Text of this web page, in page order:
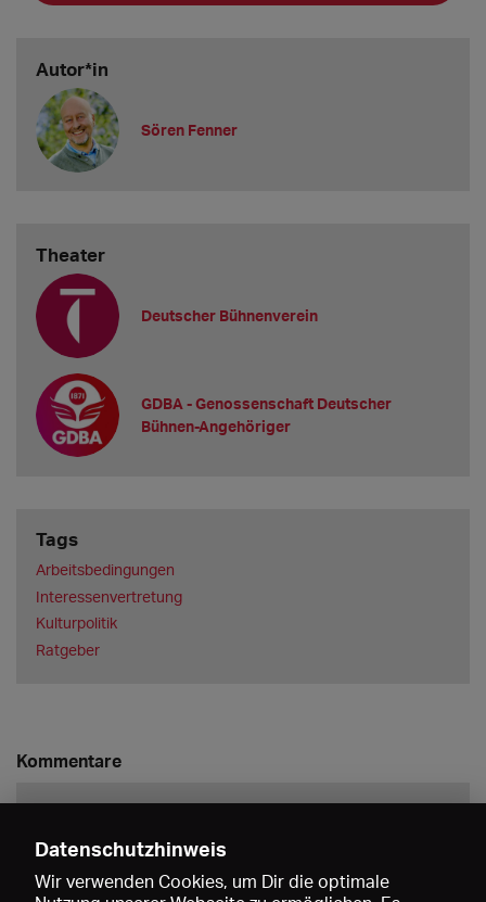
Autor*in
Sören Fenner
Theater
Deutscher Bühnenverein
GDBA - Genossenschaft Deutscher
Bühnen-Angehöriger
Tags
Arbeitsbedingungen
Interessenvertretung
Kulturpolitik
Ratgeber
Kommentare
Datenschutzhinweis
Wir verwenden Cookies, um Dir die optimale